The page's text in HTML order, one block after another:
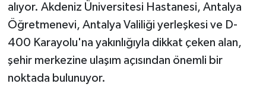
alıyor. Akdeniz Üniversitesi Hastanesi, Antalya
Öğretmenevi, Antalya Valiliği yerleşkesi ve D-
400 Karayolu'na yakınlığıyla dikkat çeken alan,
şehir merkezine ulaşım açısından önemli bir
noktada bulunuyor.